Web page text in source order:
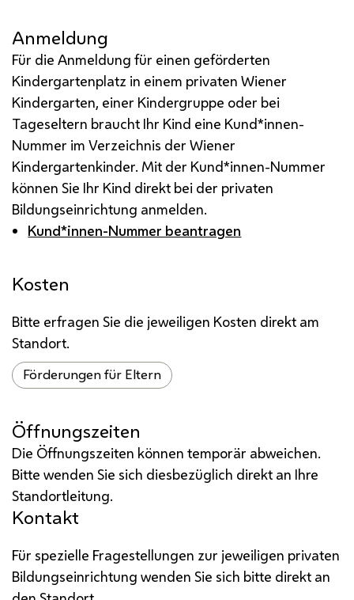
Anmeldung
Für die Anmeldung für einen geförderten
Kindergartenplatz in einem privaten Wiener
Kindergarten, einer Kindergruppe oder bei
Tageseltern braucht Ihr Kind eine Kund*innen-
Nummer im Verzeichnis der Wiener
Kindergartenkinder. Mit der Kund*innen-Nummer
können Sie Ihr Kind direkt bei der privaten
Bildungseinrichtung anmelden.
Kund*innen-Nummer beantragen
Kosten
Bitte erfragen Sie die jeweiligen Kosten direkt am
Standort.
Förderungen für Eltern
Öffnungszeiten
Die Öffnungszeiten können temporär abweichen.
Bitte wenden Sie sich diesbezüglich direkt an Ihre
Standortleitung.
Kontakt
Für spezielle Fragestellungen zur jeweiligen privaten
Bildungseinrichtung wenden Sie sich bitte direkt an